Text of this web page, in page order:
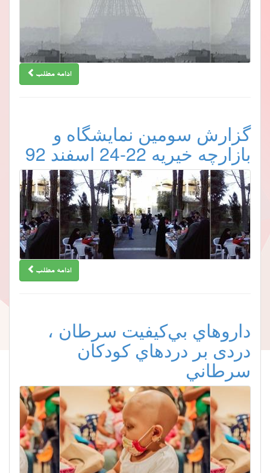
ادامه مطلب
گزارش سومین نمایشگاه و
بازارچه خیریه 22-24 اسفند 92
ادامه مطلب
داروهاي بي‌كيفيت سرطان ،
دردی بر دردهاي كودكان
سرطاني